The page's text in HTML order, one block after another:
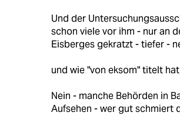
Und der
schon viele vor ihm - nur an
Eisberges gekratzt - tiefer -
und wie "von eksom" titelt
Nein - manche Behörden in
Aufsehen - wer gut schmiert